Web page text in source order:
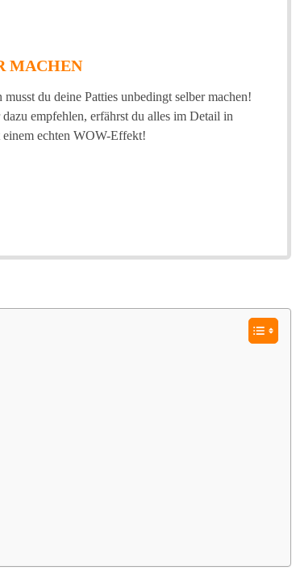
MACHEN
du deine Patties unbedingt selber machen!
empfehlen, erfährst du alles im Detail in
echten WOW-Effekt!